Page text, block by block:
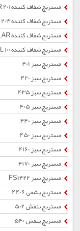
مستربچ شفاف کننده PP CLAR 201
مستربچ شفاف کننده PP CLAR 203
مستربچ شفاف کننده LLD CLAR
مستربچ شفاف کننده OPTICAL 100
مستربچ سبز 401
مستربچ سبز 420
مستربچ سبز 435
مستربچ سبز 405
مستربچ سبز 440
مستربچ سبز 450
مستربچ سبز 4160
مستربچ سبز 4170
مستربچ سبز FS1422
مستربچ یشمی 4406
مستربچ بنفش 502
مستربچ بنفش 540